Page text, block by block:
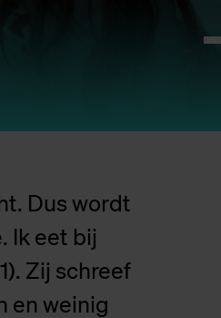
Dus wordt
Ik eet bij
Zij schreef
en weinig